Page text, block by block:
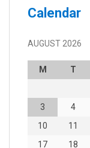
Calendar
AUGUST 2026
M T
3
4
10
11
17
18